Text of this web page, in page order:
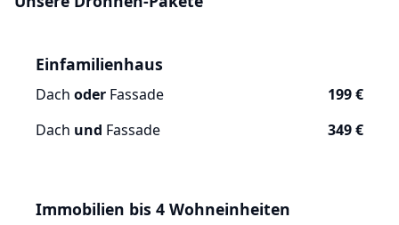
Einfamilienhaus
Dach oder Fassade
199 €
Dach und Fassade 349 €
Immobilien bis 4 Wohneinheiten